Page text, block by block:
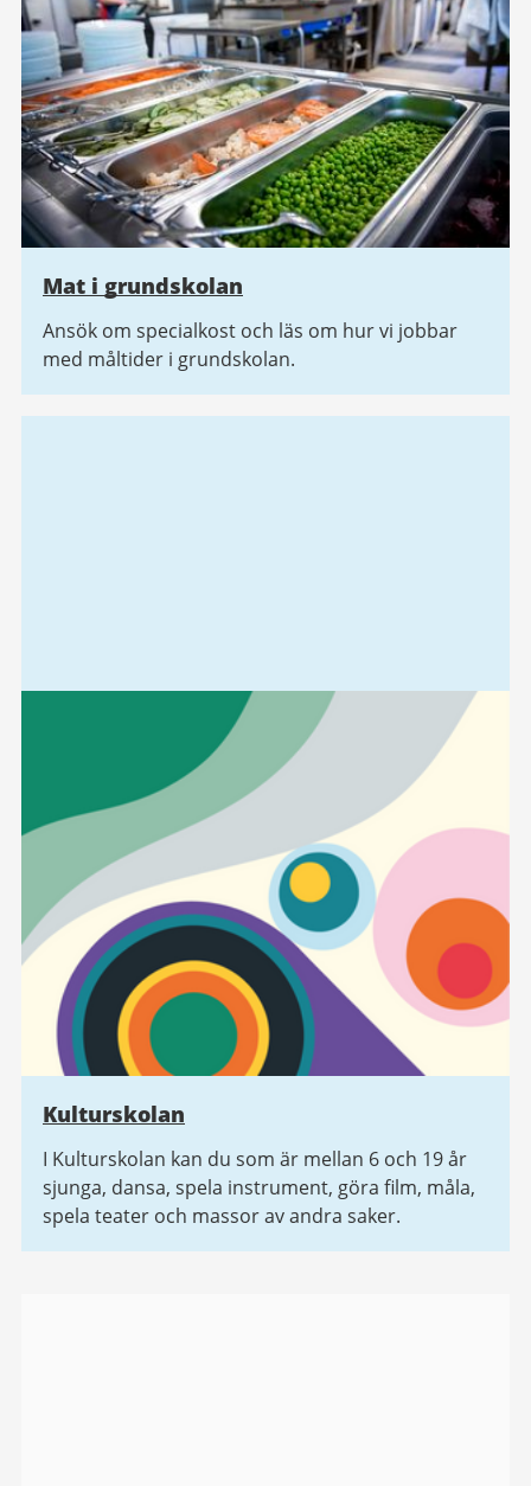
Mat i grundskolan
Ansök om specialkost och läs om hur vi jobbar
med måltider i grundskolan.
Kulturskolan
I Kulturskolan kan du som är mellan 6 och 19 år
sjunga, dansa, spela instrument, göra film, måla,
spela teater och massor av andra saker.